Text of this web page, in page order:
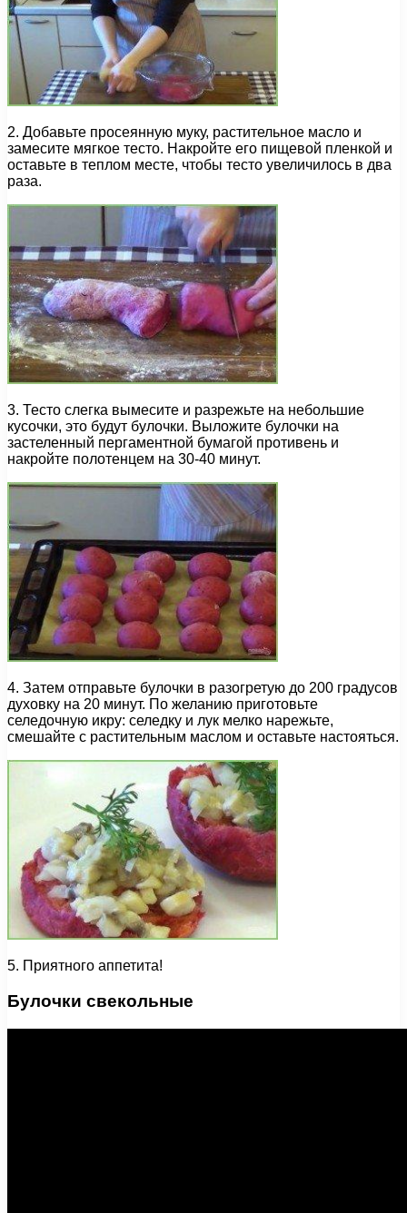
2. Добавьте просеянную муку, растительное масло и
замесите мягкое тесто. Накройте его пищевой пленкой и
оставьте в теплом месте, чтобы тесто увеличилось в два
раза.
3. Тесто слегка вымесите и разрежьте на небольшие
кусочки, это будут булочки. Выложите булочки на
застеленный пергаментной бумагой противень и
накройте полотенцем на 30-40 минут.
4. Затем отправьте булочки в разогретую до 200 градусов
духовку на 20 минут. По желанию приготовьте
селедочную икру: селедку и лук мелко нарежьте,
смешайте с растительным маслом и оставьте настояться.
5. Приятного аппетита!
Булочки свекольные